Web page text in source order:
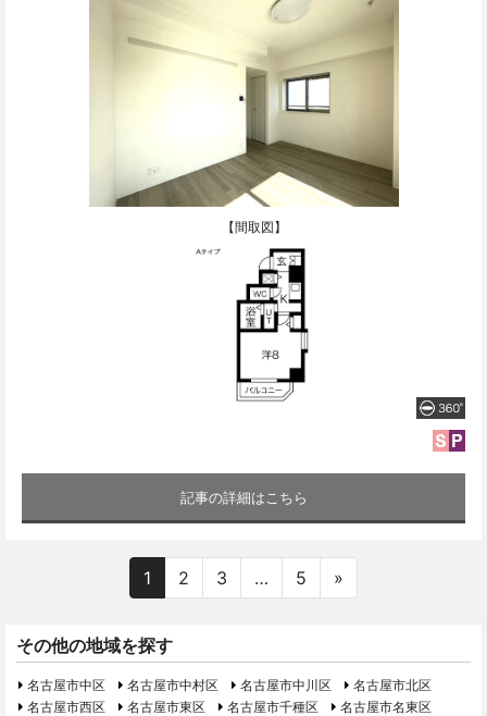
【間取図】
記事の詳細はこちら
1 2 3 … 5 »
その他の地域を探す
名古屋市中区 名古屋市中村区 名古屋市中川区
名古屋市北区
名古屋市西区
名古屋市東区 名古屋市千種区
名古屋市名東区